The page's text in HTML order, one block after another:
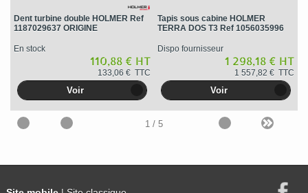
Dent turbine double HOLMER Ref
1187029637 ORIGINE
En stock
110,88 € HT
133,06 € TTC
Voir
Tapis sous cabine HOLMER
TERRA DOS T3 Ref 1056035996
Dispo fournisseur
1 298,18 € HT
1 557,82 € TTC
Voir
1/ 5